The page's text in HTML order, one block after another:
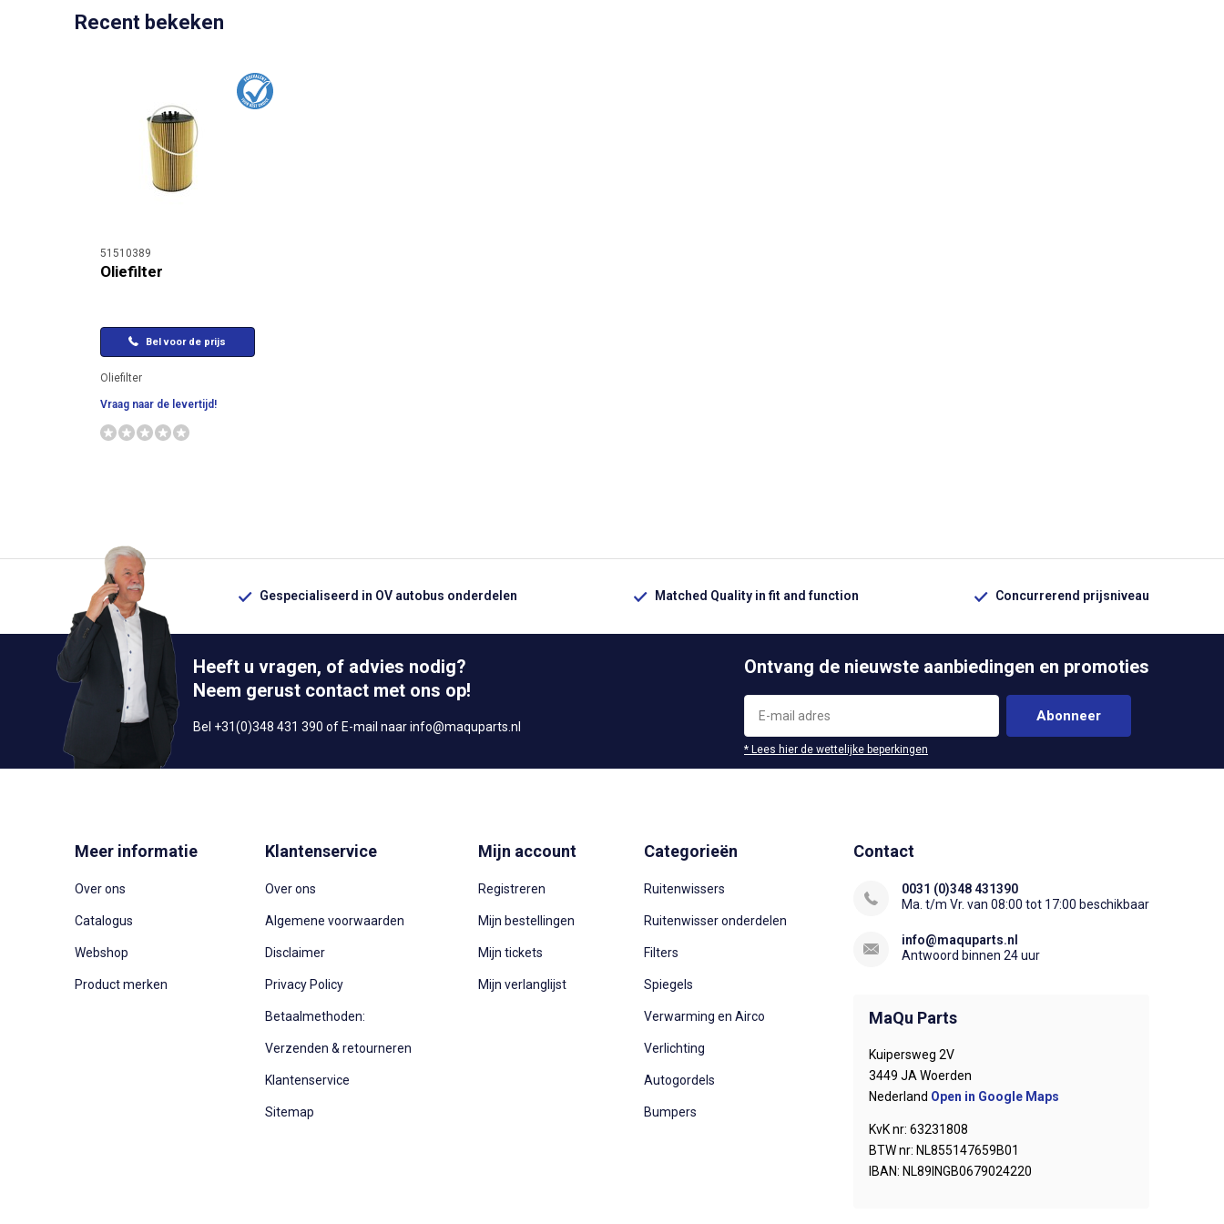
Recent bekeken
51510389
Oliefilter
Bel voor de prijs
Oliefilter
Vraag naar de levertijd!
Gespecialiseerd in OV autobus onderdelen Matched Quality in fit and function Concurrerend prijsniveau
Heeft u vragen, of advies nodig?
Neem gerust contact met ons op!
Bel +31(0)348 431 390 of E-mail naarinfo@maquparts.nl
Ontvang de nieuwste aanbiedingen en promoties
Abonneer
* Lees hier de wettelijke beperkingen
Meer informatie
Over ons
Catalogus
Webshop
Product merken
Klantenservice
Over ons
Algemene voorwaarden
Disclaimer
Privacy Policy
Betaalmethoden:
Verzenden & retourneren
Klantenservice
Sitemap
Mijn account
Registreren
Mijn bestellingen
Mijn tickets
Mijn verlanglijst
Categorieën
Ruitenwissers
Ruitenwisser onderdelen
Filters
Spiegels
Verwarming en Airco
Verlichting
Autogordels
Bumpers
Contact
0031 (0)348 431390
Ma. t/m Vr. van 08:00 tot 17:00 beschikbaar
info@maquparts.nl
Antwoord binnen 24 uur
MaQu Parts
Kuipersweg 2V
3449 JA Woerden
Nederland Open in Google Maps
KvK nr: 63231808
BTW nr: NL855147659B01
IBAN: NL89INGB0679024220